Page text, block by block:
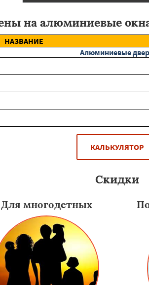
на алюминиевые
НАЗВАНИЕ
Алюминиевые
КАЛЬКУЛЯТОР
Скидки
Для многодетных